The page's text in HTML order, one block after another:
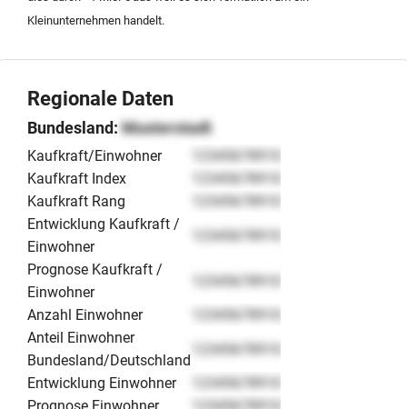
Mandatsstrukturen unter Nutzung der bewährten
digitalen Infrastruktur.
Kleinunternehmen handelt.
Regionale Daten
Bundesland: Musterstadt
Kaufkraft/Einwohner
12345678910
Kaufkraft Index
12345678910
Kaufkraft Rang
12345678910
Entwicklung Kaufkraft /
Einwohner
12345678910
Prognose Kaufkraft /
Einwohner
12345678910
Anzahl Einwohner
12345678910
Anteil Einwohner
Bundesland/Deutschland
12345678910
Entwicklung Einwohner
12345678910